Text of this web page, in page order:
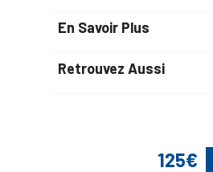
125€
En Savoir Plus
Retrouvez Aussi
Suivez-Nous